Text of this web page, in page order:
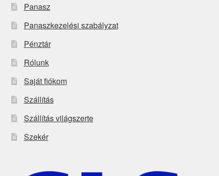
Panasz
Panaszkezelési szabályzat
Pénztár
Rólunk
Saját fiókom
Szállítás
Szállítás világszerte
Szekér